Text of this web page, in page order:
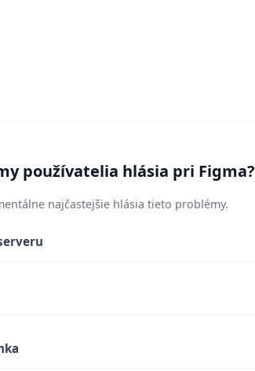
používatelia hlásia pri Figma?
najčastejšie hlásia tieto problémy.